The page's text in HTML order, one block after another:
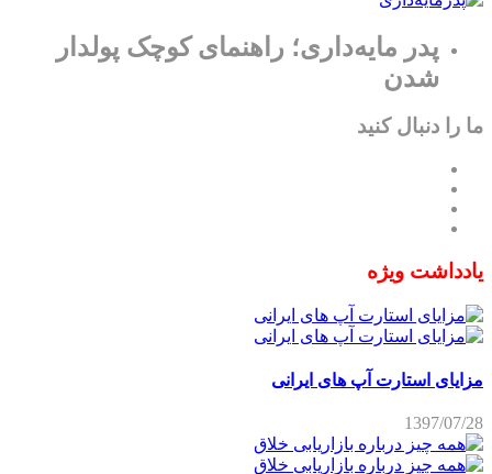
پدر مایه‌داری؛ راهنمای کوچک پولدار
شدن
ما را دنبال کنید
یادداشت ویژه
مزایای استارت آپ های ایرانی
1397/07/28